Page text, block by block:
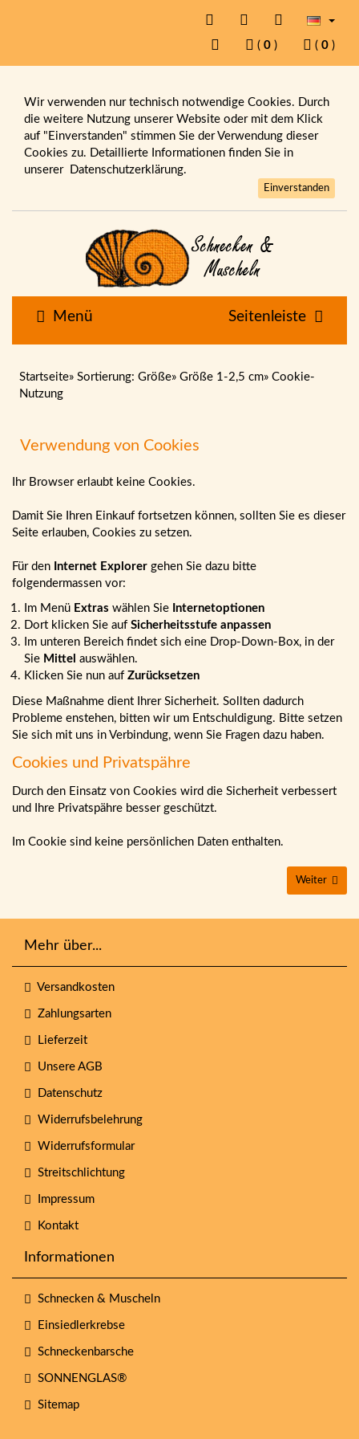
( 0 ) ( 0 )
Wir verwenden nur technisch notwendige Cookies. Durch
die weitere Nutzung unserer Website oder mit dem Klick
auf "Einverstanden" stimmen Sie der Verwendung dieser
Cookies zu. Detaillierte Informationen finden Sie in
unserer Datenschutzerklärung.
Einverstanden
Menü Seitenleiste
Startseite» Sortierung: Größe» Größe 1-2,5 cm» Cookie-
Nutzung
Verwendung von Cookies
Ihr Browser erlaubt keine Cookies.
Damit Sie Ihren Einkauf fortsetzen können, sollten Sie es dieser
Seite erlauben, Cookies zu setzen.
Für den Internet Explorer gehen Sie dazu bitte
folgendermassen vor:
Im Menü Extras wählen Sie Internetoptionen
Dort klicken Sie auf Sicherheitsstufe anpassen
Im unteren Bereich findet sich eine Drop-Down-Box, in der
Sie Mittel auswählen.
Klicken Sie nun auf Zurücksetzen
Diese Maßnahme dient Ihrer Sicherheit. Sollten dadurch
Probleme enstehen, bitten wir um Entschuldigung. Bitte setzen
Sie sich mit uns in Verbindung, wenn Sie Fragen dazu haben.
Cookies und Privatspähre
Durch den Einsatz von Cookies wird die Sicherheit verbessert
und Ihre Privatspähre besser geschützt.
Im Cookie sind keine persönlichen Daten enthalten.
Weiter
Mehr über...
Versandkosten
Zahlungsarten
Lieferzeit
Unsere AGB
Datenschutz
Widerrufsbelehrung
Widerrufsformular
Streitschlichtung
Impressum
Kontakt
Informationen
Schnecken & Muscheln
Einsiedlerkrebse
Schneckenbarsche
SONNENGLAS®
Sitemap